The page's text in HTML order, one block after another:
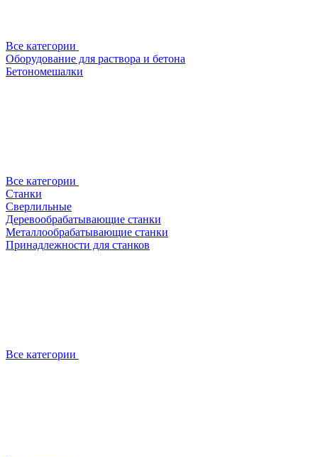
Все категории
Оборудование для раствора и бетона
Бетономешалки
Все категории
Станки
Сверлильные
Деревообрабатывающие станки
Металлообрабатывающие станки
Принадлежности для станков
Все категории